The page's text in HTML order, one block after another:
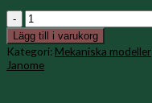
Janome
1522
-
Symaskin
Smokey
Lägg till i varukorg
Kategori: Mekaniska modeller
Janome